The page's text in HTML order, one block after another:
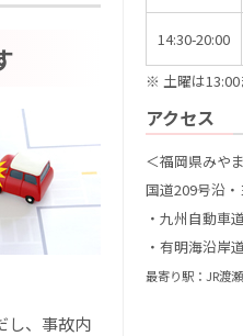
し、事故内
14:30-20:00
※ 土曜は
アクセス
＜福岡県みや
国道209号沿
・九州自動車
・有明海沿岸
最寄り駅：JR渡